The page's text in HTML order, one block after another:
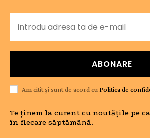
ABONARE
Am citit și sunt de acord cu Politica de
Te ținem la curent cu noutățile pe
în fiecare săptămână.